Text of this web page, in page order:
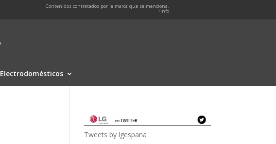
Contenidos contratados por la marca que se menciona.
+info
Electrodomésticos
Tweets by lgespana